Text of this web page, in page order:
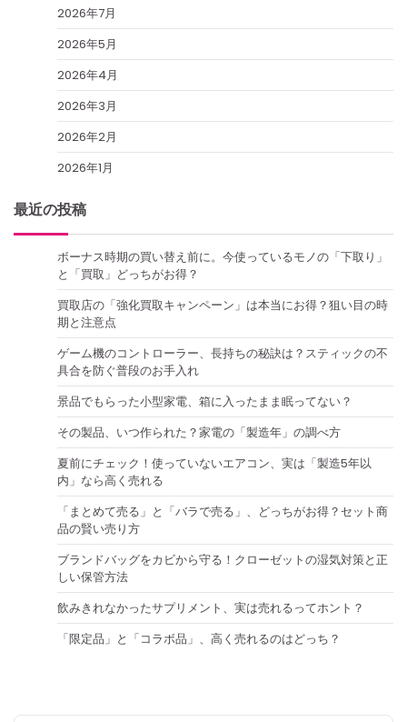
2026年7月
2026年5月
2026年4月
2026年3月
2026年2月
2026年1月
最近の投稿
ボーナス時期の買い替え前に。今使っているモノの「下取り」
と「買取」どっちがお得？
買取店の「強化買取キャンペーン」は本当にお得？狙い目の時
期と注意点
ゲーム機のコントローラー、長持ちの秘訣は？スティックの不
具合を防ぐ普段のお手入れ
景品でもらった小型家電、箱に入ったまま眠ってない？
その製品、いつ作られた？家電の「製造年」の調べ方
夏前にチェック！使っていないエアコン、実は「製造5年以
内」なら高く売れる
「まとめて売る」と「バラで売る」、どっちがお得？セット商
品の賢い売り方
ブランドバッグをカビから守る！クローゼットの湿気対策と正
しい保管方法
飲みきれなかったサプリメント、実は売れるってホント？
「限定品」と「コラボ品」、高く売れるのはどっち？